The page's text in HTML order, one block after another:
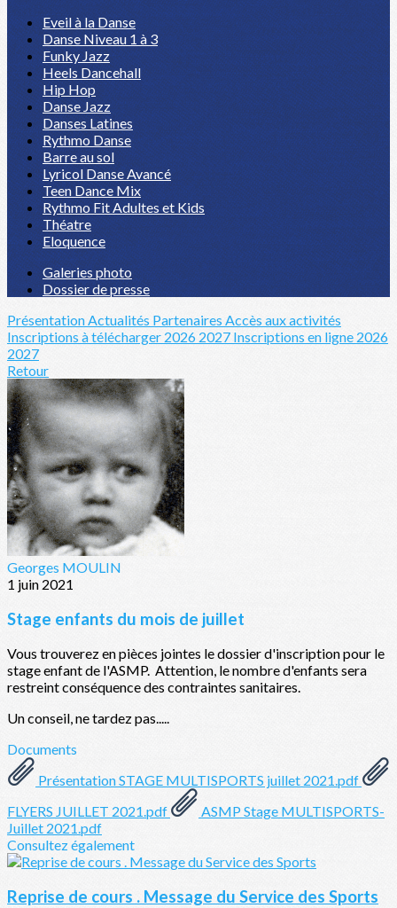
Eveil à la Danse
Danse Niveau 1 à 3
Funky Jazz
Heels Dancehall
Hip Hop
Danse Jazz
Danses Latines
Rythmo Danse
Barre au sol
Lyricol Danse Avancé
Teen Dance Mix
Rythmo Fit Adultes et Kids
Théatre
Eloquence
Galeries photo
Dossier de presse
PrésentationActualités Partenaires Accès aux activités
Inscriptions à télécharger 2026 2027 Inscriptions en ligne 2026
2027
Retour
Georges MOULIN
1 juin 2021
Stage enfants du mois de juillet
Vous trouverez en pièces jointes le dossier d'inscription pour le
stage enfant de l'ASMP. Attention, le nombre d'enfants sera
restreint conséquence des contraintes sanitaires.
Un conseil, ne tardez pas.....
Documents
Présentation STAGE MULTISPORTS juillet 2021.pdf
FLYERS JUILLET 2021.pdf
ASMP Stage MULTISPORTS-
Juillet 2021.pdf
Consultez également
Reprise de cours . Message du Service des Sports